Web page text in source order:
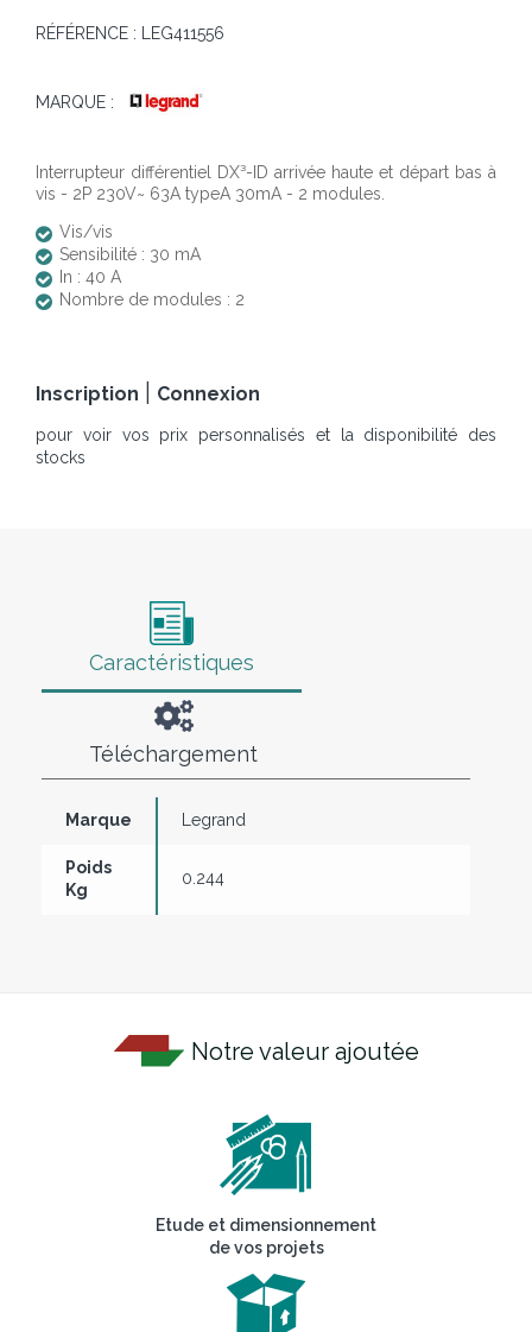
RÉFÉRENCE : LEG411556
MARQUE :
Interrupteur différentiel DX³-ID arrivée haute et départ bas à
vis - 2P 230V~ 63A typeA 30mA - 2 modules.
Vis/vis
Sensibilité : 30 mA
In : 40 A
Nombre de modules : 2
Inscription Connexion
pour voir vos prix personnalisés et la disponibilité des
stocks
Caractéristiques
Téléchargement
Marque Legrand
Poids
Kg
0.244
Notre valeur ajoutée
Etude et dimensionnement
de vos projets